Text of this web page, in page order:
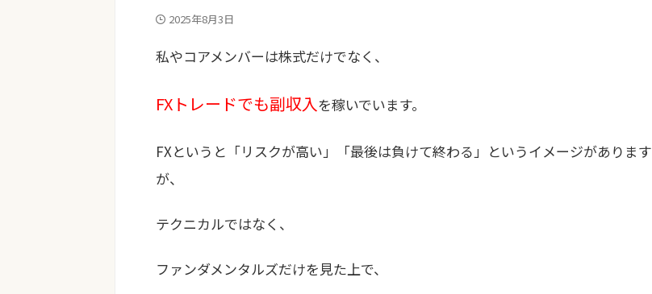
2025年8月3日
私やコアメンバーは株式だけでなく、
FXトレードでも副収入を稼いでいます。
FXというと「リスクが高い」「最後は負けて終わる」というイメージがあります
が、
テクニカルではなく、
ファンダメンタルズだけを見た上で、